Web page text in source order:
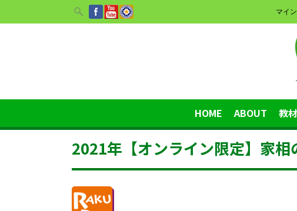
マイ
HOME ABOUT 教
2021年【オンライン限定】家